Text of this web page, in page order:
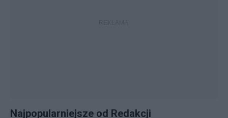
Najpopularniejsze od Redakcji